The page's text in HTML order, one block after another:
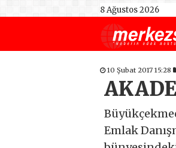
8 Ağustos 2026
10 Şubat 2017 15:28
Emlak